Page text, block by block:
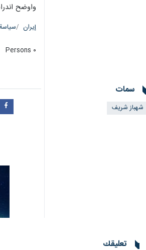
واوضح
إيران سياسة
٠ Persons
سمات
شهباز شريف
تعليقك